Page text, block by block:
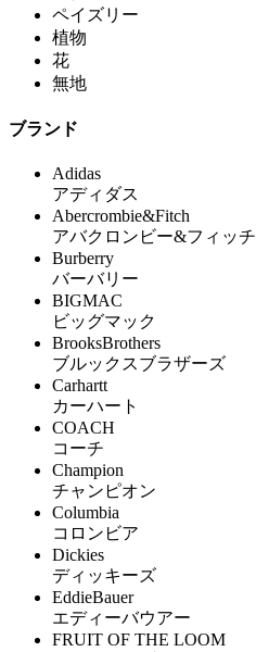
ペイズリー
植物
花
無地
ブランド
Adidas
アディダス
Abercrombie&Fitch
アバクロンビー&フィッチ
Burberry
バーバリー
BIGMAC
ビッグマック
BrooksBrothers
ブルックスブラザーズ
Carhartt
カーハート
COACH
コーチ
Champion
チャンピオン
Columbia
コロンビア
Dickies
ディッキーズ
EddieBauer
エディーバウアー
FRUIT OF THE LOOM